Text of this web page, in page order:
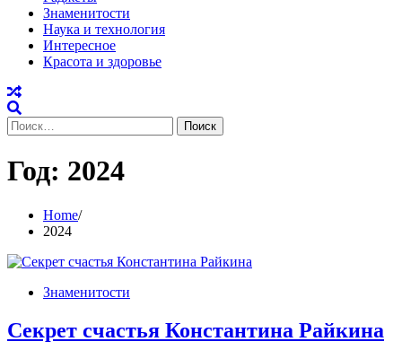
Знаменитости
Наука и технология
Интересное
Красота и здоровье
Найти:
Год: 2024
Home
2024
Знаменитости
Секрет счастья Константина Райкина